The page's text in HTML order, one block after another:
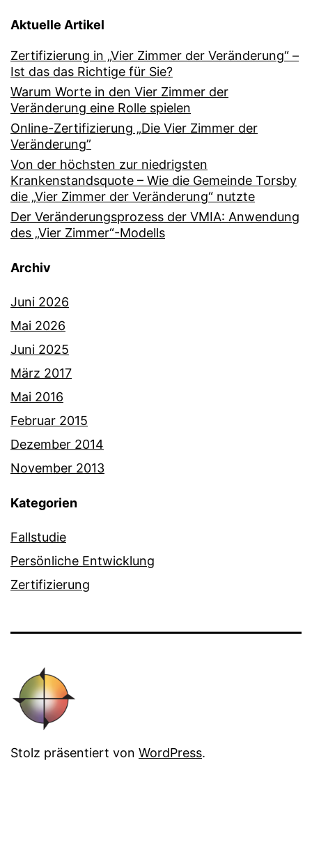
Aktuelle Artikel
Zertifizierung in „Vier Zimmer der Veränderung“ –
Ist das das Richtige für Sie?
Warum Worte in den Vier Zimmer der
Veränderung eine Rolle spielen
Online-Zertifizierung „Die Vier Zimmer der
Veränderung”
Von der höchsten zur niedrigsten
Krankenstandsquote – Wie die Gemeinde Torsby
die „Vier Zimmer der Veränderung“ nutzte
Der Veränderungsprozess der VMIA: Anwendung
des „Vier Zimmer“-Modells
Archiv
Juni 2026
Mai 2026
Juni 2025
März 2017
Mai 2016
Februar 2015
Dezember 2014
November 2013
Kategorien
Fallstudie
Persönliche Entwicklung
Zertifizierung
Stolz präsentiert von WordPress.